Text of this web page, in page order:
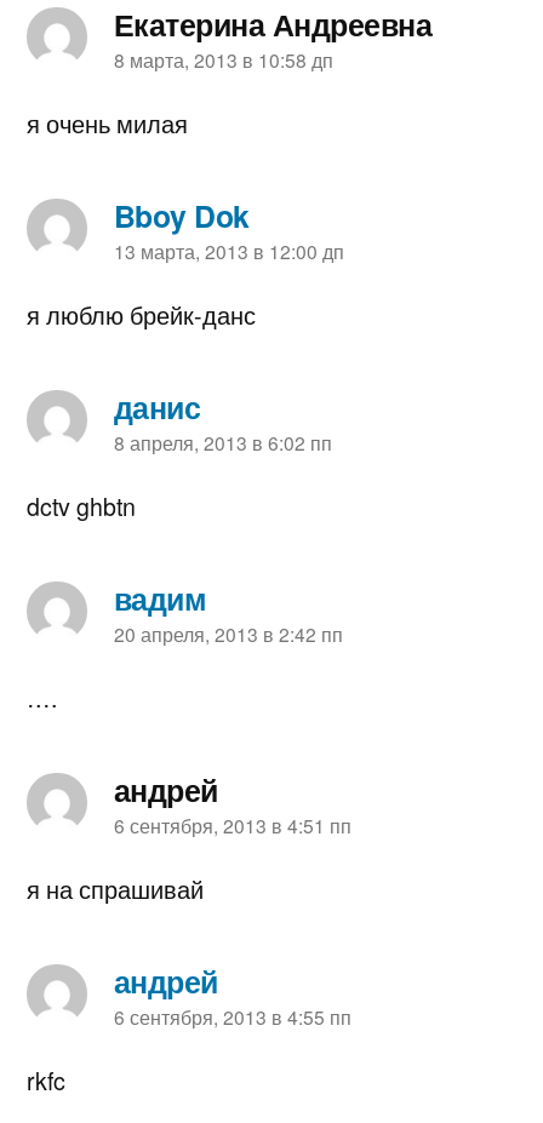
Екатерина Андреевна
пишет:
8 марта, 2013 в 10:58 дп
я очень милая
Bboy Dok
пишет:
13 марта, 2013 в 12:00 дп
я люблю брейк-данс
данис
пишет:
8 апреля, 2013 в 6:02 пп
dctv ghbtn
вадим
пишет:
20 апреля, 2013 в 2:42 пп
….
андрей
пишет:
6 сентября, 2013 в 4:51 пп
я на спрашивай
андрей
пишет:
6 сентября, 2013 в 4:55 пп
rkfc